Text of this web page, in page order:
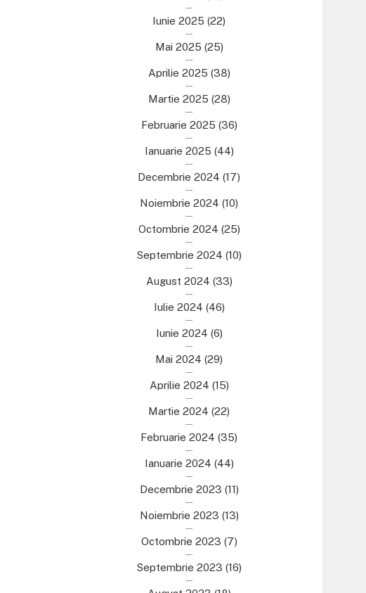
Iunie 2025 (22)
Mai 2025 (25)
Aprilie 2025 (38)
Martie 2025 (28)
Februarie 2025 (36)
Ianuarie 2025 (44)
Decembrie 2024 (17)
Noiembrie 2024 (10)
Octombrie 2024 (25)
Septembrie 2024 (10)
August 2024 (33)
Iulie 2024 (46)
Iunie 2024 (6)
Mai 2024 (29)
Aprilie 2024 (15)
Martie 2024 (22)
Februarie 2024 (35)
Ianuarie 2024 (44)
Decembrie 2023 (11)
Noiembrie 2023 (13)
Octombrie 2023 (7)
Septembrie 2023 (16)